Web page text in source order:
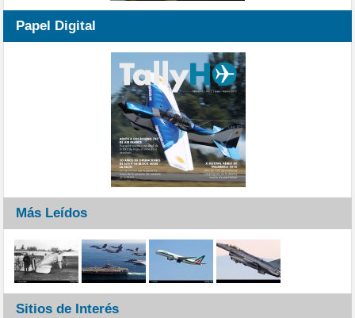
Papel Digital
Más Leídos
Sitios de Interés